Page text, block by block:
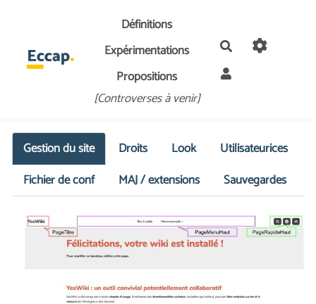
Aller au contenu principalDéfinitions
Expérimentations
Propositions
[Controverses à venir]
Rechercher
Gestion du site Droits Look
Utilisateurices
Fichier de conf
MAJ / extensions Sauvegardes